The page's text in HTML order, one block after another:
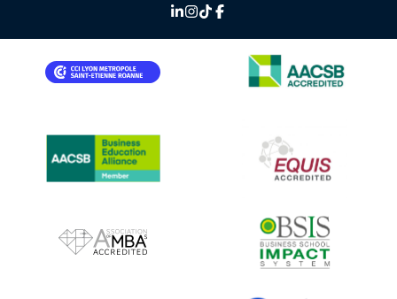
IMAGE
IMAGE
IMAGE